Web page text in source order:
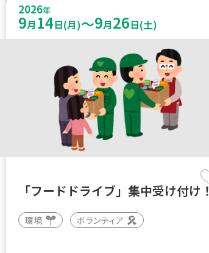
2026年
9月 14日(月)～9月26日(土)
「フードドライブ」集中受け付け！
環境 ボランティア